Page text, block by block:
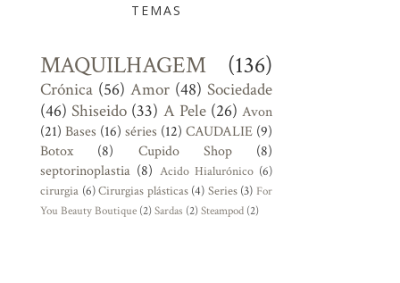
TEMAS
MAQUILHAGEM (136)
Crónica (56) Amor (48) Sociedade
(46) Shiseido (33) A Pele (26) Avon
(21) Bases (16) séries (12) CAUDALIE (9)
Botox
(8) Cupido Shop
(8)
septorinoplastia (8) Acido Hialurónico (6)
cirurgia (6)Cirurgias plásticas (4) Series (3) For
You Beauty Boutique (2)Sardas (2)Steampod (2)